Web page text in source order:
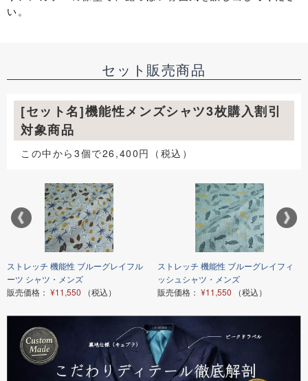
い。
セット販売商品
[セット名]機能性メンズシャツ3枚購入割引
対象商品
この中から3個で26,400円（税込）
ストレッチ 機能性 ブルーグレイフル
ーツ シャツ・メンズ
販売価格： ¥11,550 （税込）
ストレッチ 機能性 ブルーグレイフィ
ッシュシャツ・メンズ
販売価格： ¥11,550 （税込）